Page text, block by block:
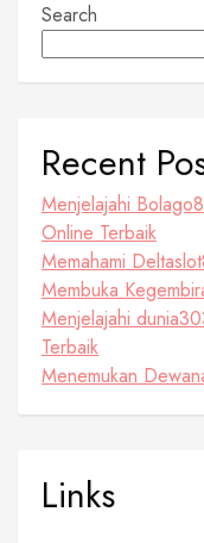
Search
Recent
Menjelajahi
Online Terbaik
Memahami
Membuka
Menjelajahi
Terbaik
Menemukan
Links